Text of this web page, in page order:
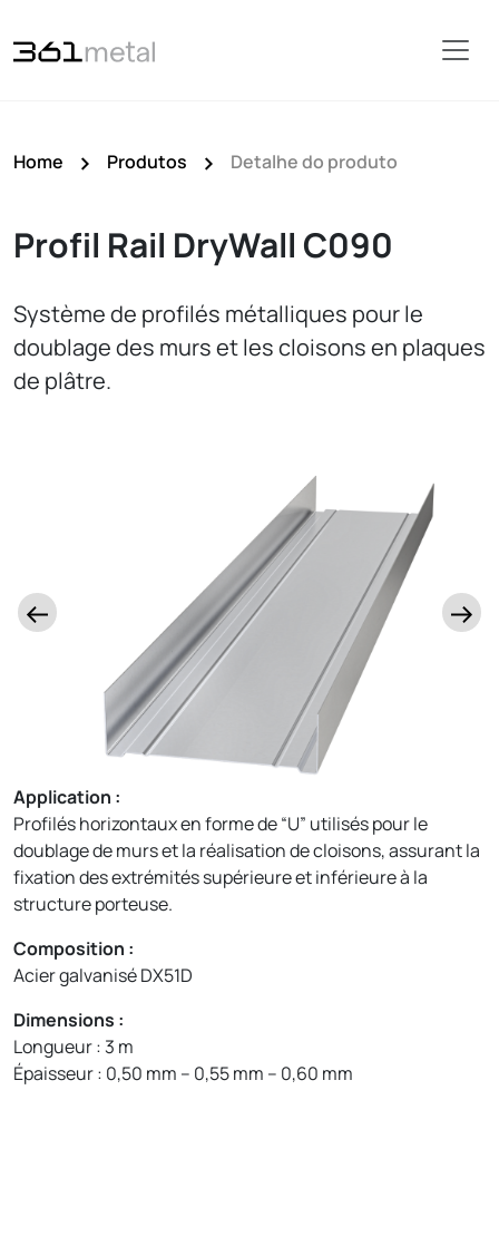
Home Produtos Detalhe do produto
Profil Rail DryWall C090
Système de profilés métalliques pour le
doublage des murs et les cloisons en plaques
de plâtre.
Application :
Profilés horizontaux en forme de “U” utilisés pour le
doublage de murs et la réalisation de cloisons, assurant la
fixation des extrémités supérieure et inférieure à la
structure porteuse.
Composition :
Acier galvanisé DX51D
Dimensions :
Longueur : 3 m
Épaisseur : 0,50 mm – 0,55 mm – 0,60 mm